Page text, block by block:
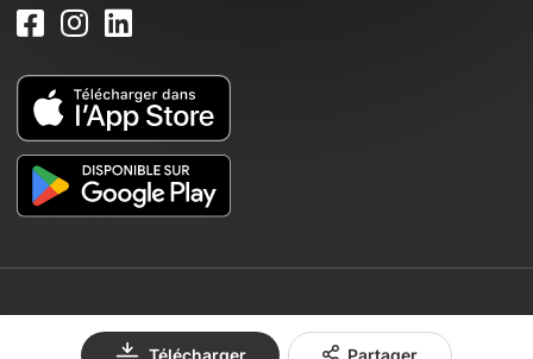
Télécharger Partager
© 2026 OpenRunner - Version 7.31.3